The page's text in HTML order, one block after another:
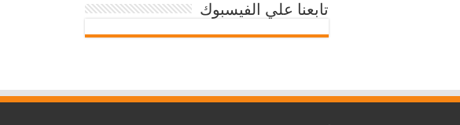
تابعنا علي الفيسبوك